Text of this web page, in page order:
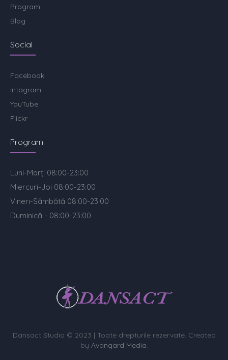
Program
Blog
Social
Facebook
Intagram
YouTube
Flickr
Program
Luni-Marți 08:00-23:00
Miercuri-Joi 08:00-23:00
Vineri-Sâmbătă 08:00-23:00
Duminică - 08:00-23:00
Dansact Studio © 2023 | Toate drepturile rezervate. Created
by Avangard Media.